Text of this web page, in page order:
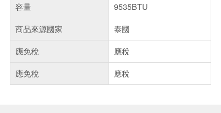
容量
9535BTU
商品來源國家
泰國
應免稅
應稅
應免稅
應稅